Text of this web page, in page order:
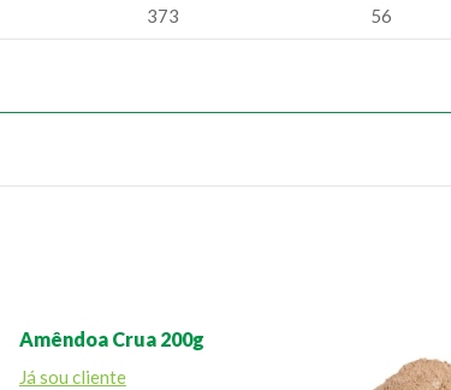
373 56
Amêndoa Crua 200g
Já sou cliente